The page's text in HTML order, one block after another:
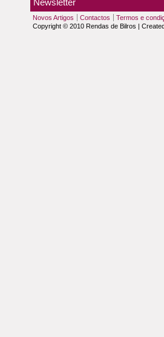
Novos Artigos Contactos Termos e
Copyright © 2010 Rendas de Bilros |